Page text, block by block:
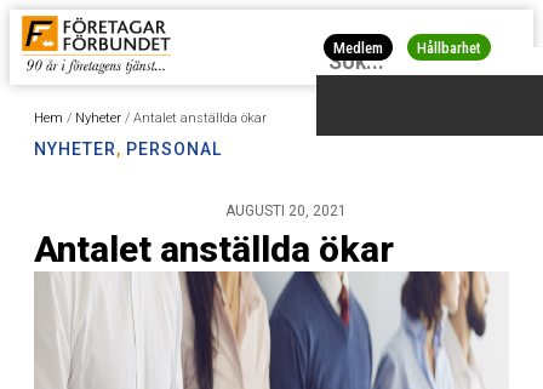
Medlem Hållbarhet
Hem / Nyheter / Antalet anställda ökar
NYHETER, PERSONAL
AUGUSTI 20, 2021
Antalet anställda ökar